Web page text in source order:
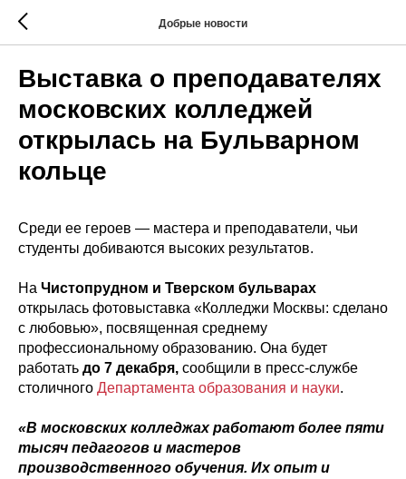
Добрые новости
Выставка о преподавателях
московских колледжей
открылась на Бульварном
кольце
Среди ее героев — мастера и преподаватели, чьи
студенты добиваются высоких результатов.
На Чистопрудном и Тверском бульварах
открылась фотовыставка «Колледжи Москвы: сделано
с любовью», посвященная среднему
профессиональному образованию. Она будет
работать до 7 декабря, сообщили в пресс-службе
столичного Департамента образования и науки.
«В московских колледжах работают более пяти
тысяч педагогов и мастеров
производственного обучения. Их опыт и